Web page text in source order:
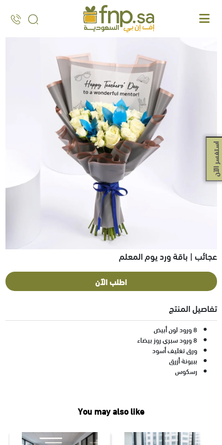
استفسر الآن
عجائب | باقة ورد يوم المعلم
اطلب الآن
تفاصيل المنتج
8 ورود لون أبيض
8 ورود سبري روز بيضاء
ورق تغليف أسود
ببيونة أزرق
رسكوس
You may also like